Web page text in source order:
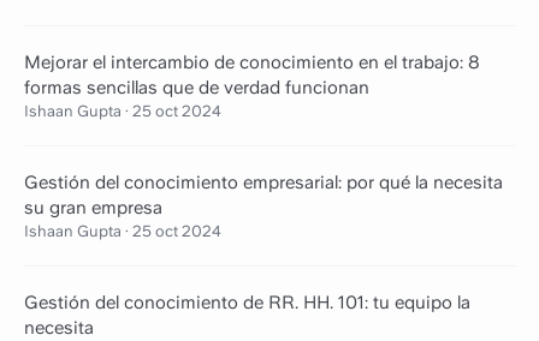
Mejorar el intercambio de conocimiento en el trabajo: 8
formas sencillas que de verdad funcionan
Ishaan Gupta · 25 oct 2024
Gestión del conocimiento empresarial: por qué la necesita
su gran empresa
Ishaan Gupta · 25 oct 2024
Gestión del conocimiento de RR. HH. 101: tu equipo la
necesita